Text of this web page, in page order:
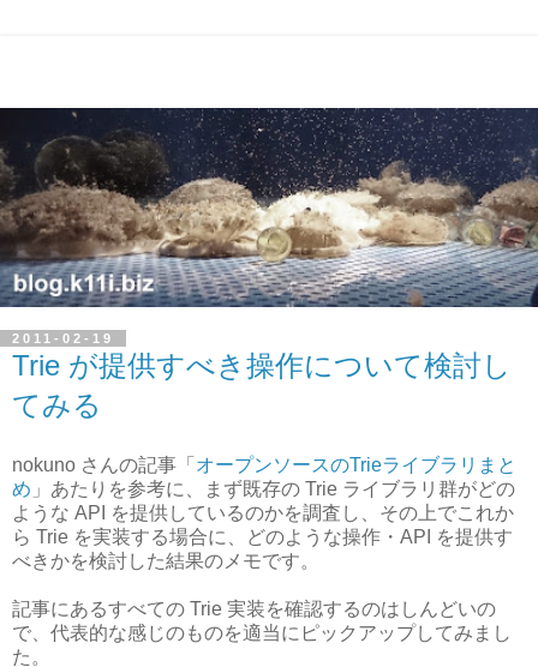
2011-02-19
Trie が提供すべき操作について検討し
てみる
nokuno さんの記事「 オープンソースのTrieライブラリまと
め 」あたりを参考に、まず既存の Trie ライブラリ群がどの
ような API を提供しているのかを調査し、その上でこれか
ら Trie を実装する場合に、どのような操作・API を提供す
べきかを検討した結果のメモです。
記事にあるすべての Trie 実装を確認するのはしんどいの
で、代表的な感じのものを適当にピックアップしてみまし
た。